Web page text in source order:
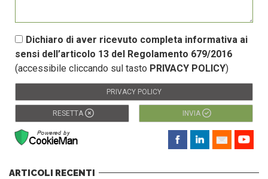
Dichiaro di aver ricevuto completa informativa ai
sensi dell’articolo 13 del Regolamento 679/2016
(accessibile cliccando sul tasto PRIVACY POLICY)
PRIVACY POLICY
RESETTA INVIA
ARTICOLI RECENTI